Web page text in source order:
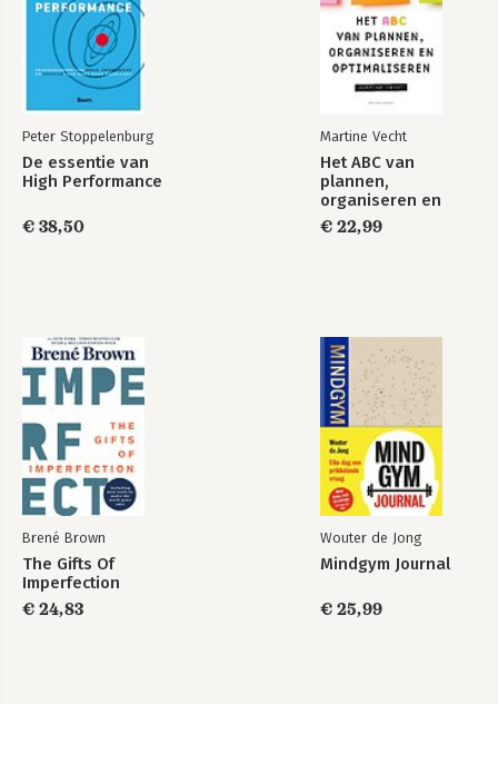
Peter Stoppelenburg
De essentie van
High Performance
€ 38,50
Martine Vecht
Het ABC van
plannen,
organiseren en
optimaliseren
€ 22,99
Brené Brown
The Gifts Of
Imperfection
€ 24,83
Wouter de Jong
Mindgym Journal
€ 25,99